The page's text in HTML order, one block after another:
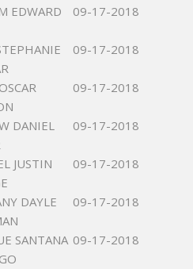
EDWARD
09-17-2018
09-17-2018
09-17-2018
DANIEL
09-17-2018
JUSTIN
09-17-2018
DAYLE
09-17-2018
SANTANA 09-17-2018